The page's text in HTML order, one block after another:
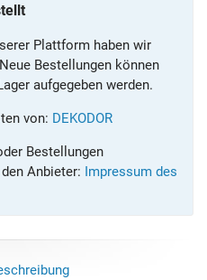
Plattform haben wir
Bestellungen können
aufgegeben werden.
von: DEKODOR
Bestellungen
Anbieter: Impressum des